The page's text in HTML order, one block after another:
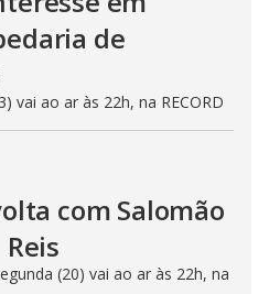
deseja falar com
(29) vai ao ar às 22h, na